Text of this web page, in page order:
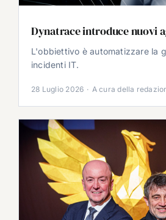
Dynatrace introduce nuovi
L'obbiettivo è automatizzare la
incidenti IT.
28 Luglio 2026 · A cura della